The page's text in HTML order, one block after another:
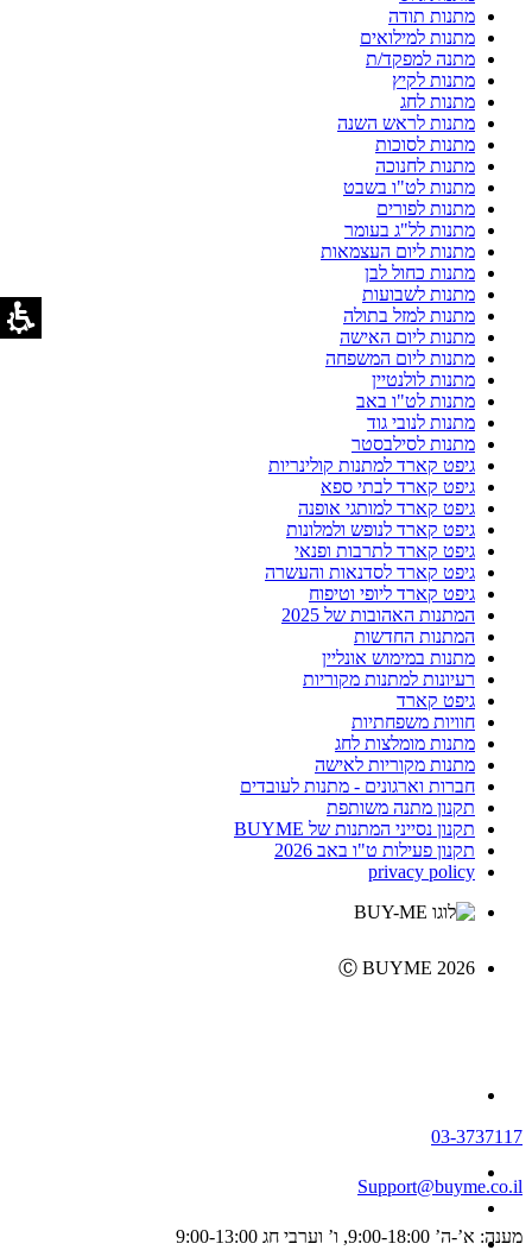
מתנות תודה
מתנות למילואים
מתנה למפקד/ת
מתנות לקיץ
מתנות לחג
מתנות לראש השנה
מתנות לסוכות
מתנות לחנוכה
מתנות לט"ו בשבט
מתנות לפורים
מתנות לל"ג בעומר
מתנות ליום העצמאות
מתנות כחול לבן
מתנות לשבועות
מתנות למזל בתולה
מתנות ליום האישה
מתנות ליום המשפחה
מתנות לולנטיין
מתנות לט"ו באב
מתנות לנובי גוד
מתנות לסילבסטר
גיפט קארד למתנות קולינריות
גיפט קארד לבתי ספא
גיפט קארד למותגי אופנה
גיפט קארד לנופש ולמלונות
גיפט קארד לתרבות ופנאי
גיפט קארד לסדנאות והעשרה
גיפט קארד ליופי וטיפוח
המתנות האהובות של 2025
המתנות החדשות
מתנות במימוש אונליין
רעיונות למתנות מקוריות
גיפט קארד
חוויות משפחתיות
מתנות מומלצות לחג
מתנות מקוריות לאישה
חברות וארגונים - מתנות לעובדים
תקנון מתנה משותפת
תקנון נסייני המתנות של BUYME
תקנון פעילות ט"ו באב 2026
privacy policy
Ⓒ BUYME 2026
03-3737117
Support@buyme.co.il
מענה: א’-ה’ 9:00-18:00, ו’ וערבי חג 9:00-13:00